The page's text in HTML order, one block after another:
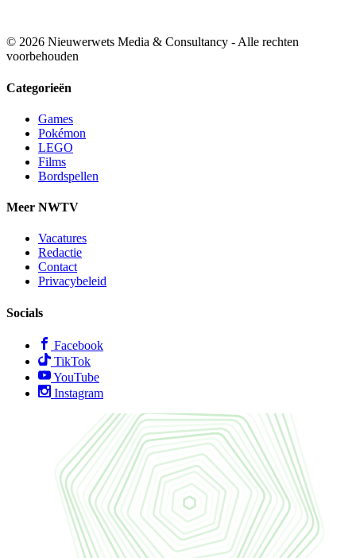
© 2026 Nieuwerwets Media & Consultancy - Alle rechten
voorbehouden
Categorieën
Games
Pokémon
LEGO
Films
Bordspellen
Meer NWTV
Vacatures
Redactie
Contact
Privacybeleid
Socials
Facebook
TikTok
YouTube
Instagram